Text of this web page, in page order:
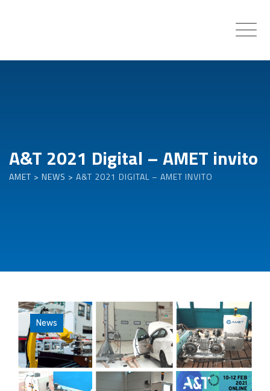
A&T 2021 Digital – AMET invito
AMET > NEWS > A&T 2021 DIGITAL – AMET INVITO
News